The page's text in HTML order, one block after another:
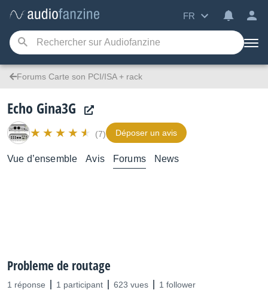
FR
Forums Carte son PCI/ISA + rack
Echo Gina3G
(7) Déposer un avis
Vue d’ensemble Avis Forums News
Probleme de routage
1 réponse 1 participant 623 vues 1 follower